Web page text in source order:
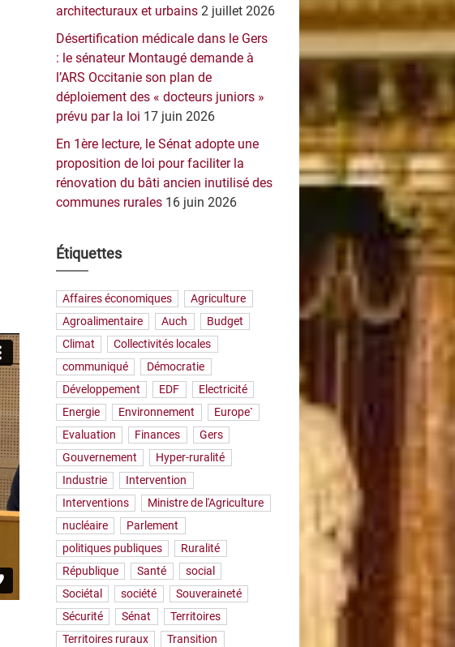
architecturaux et urbains 2 juillet 2026
Désertification médicale dans le Gers
: le sénateur Montaugé demande à
l’ARS Occitanie son plan de
déploiement des « docteurs juniors »
prévu par la loi 17 juin 2026
En 1ère lecture, le Sénat adopte une
proposition de loi pour faciliter la
rénovation du bâti ancien inutilisé des
communes rurales 16 juin 2026
Étiquettes
Affaires économiques
Agriculture
Agroalimentaire
Auch
Budget
Climat
Collectivités locales
communiqué
Démocratie
Développement
EDF
Electricité
Energie
Environnement
Europe`
Evaluation
Finances
Gers
Gouvernement
Hyper-ruralité
Industrie
Intervention
Interventions
Ministre de l'Agriculture
nucléaire
Parlement
politiques publiques
Ruralité
République
Santé
social
Sociétal
société
Souveraineté
Sécurité
Sénat
Territoires
Territoires ruraux
Transition